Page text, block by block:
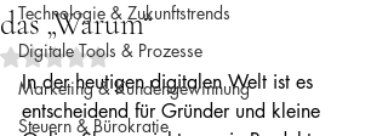
Technologie & Zukunftstrends
Digitale Tools & Prozesse
Marketing & Kundengewinnung
Steuern & Bürokratie
das „Warum“
Mit NaN von 5 Sternen bewertet.
In der heutigen digitalen Welt ist es
entscheidend für Gründer und kleine